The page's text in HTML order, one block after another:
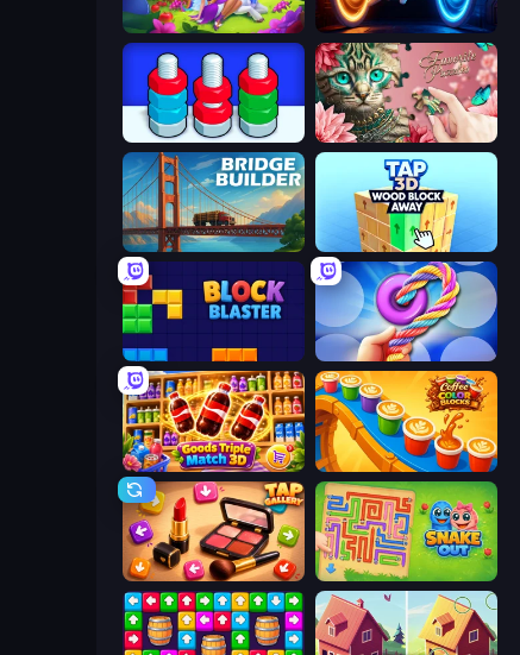
Fairyland Merge & Magic Portal Escape
Favorite Puzzles
Bridge Builder
Block Blaster Twisted Tangle
Goods Triple Match 3D Coffee Color Blocks
Tap Gallery Snake Out: Maze Escape